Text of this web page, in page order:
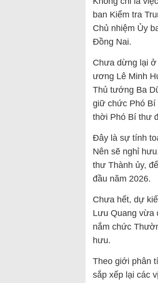
ban Kiểm tra
Chủ nhiệm Ủy
Đồng Nai.
Chưa dừng lại ở
ương Lê Minh
Thủ tướng Ba
giữ chức Phó Bí
thời Phó Bí thư
Đây là sự tính
Nên sẽ nghỉ
thư Thành ủy,
đầu năm 2026.
Chưa hết, dự
Lưu Quang vừa
nắm chức
hưu.
Theo giới phân
sắp xếp lại các